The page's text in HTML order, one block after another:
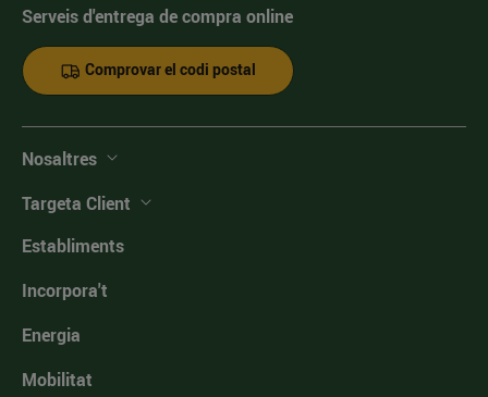
Serveis d'entrega de compra online
Comprovar el codi postal
Nosaltres
Targeta Client
Establiments
Incorpora't
Energia
Mobilitat